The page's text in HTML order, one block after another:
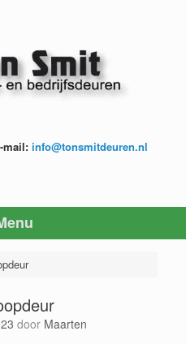
mail: info@tonsmitdeuren.nl
door Maarten